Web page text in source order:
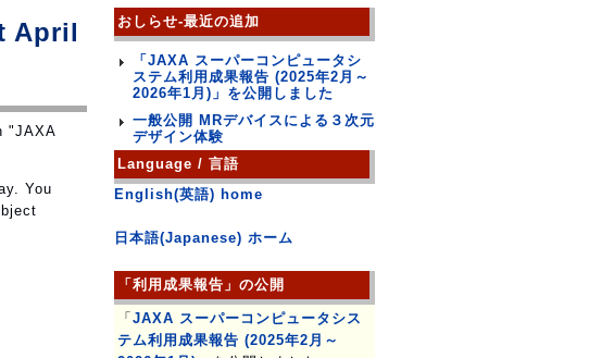
April
"JAXA
You
おしらせ-最近の追加
「JAXA スーパーコンピュータシ
ステム利用成果報告 (2025年2月～
2026年1月)」を公開しました
一般公開 MRデバイスによる３次元
デザイン体験
Language / 言語
English(英語) home
日本語(Japanese) ホーム
「利用成果報告」の公開
「 JAXA スーパーコンピュータシス
テム利用成果報告 (2025年2月～